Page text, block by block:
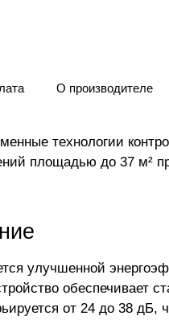
О производителе
технологии
площадью до 37 м²
улучшенной
обеспечивает
от 24 до 38